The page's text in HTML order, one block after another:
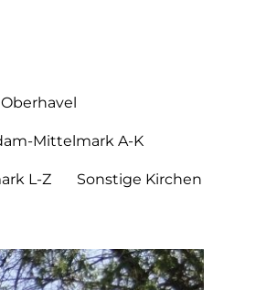
Oberhavel
Mittelmark A-K
L-Z Sonstige Kirchen